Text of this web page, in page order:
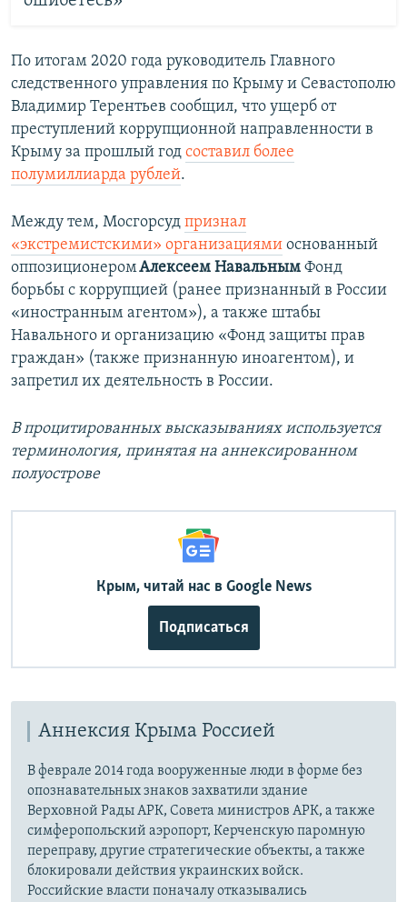
По итогам 2020 года руководитель Главного
следственного управления по Крыму и Севастополю
Владимир Терентьев сообщил, что ущерб от
преступлений коррупционной направленности в
Крыму за прошлый год составил более
полумиллиарда рублей.
Между тем, Мосгорсуд признал
«экстремистскими» организациями основанный
оппозиционеромАлексеем Навальным Фонд
борьбы с коррупцией (ранее признанный в России
«иностранным агентом»), а также штабы
Навального и организацию «Фонд защиты прав
граждан» (также признанную иноагентом), и
запретил их деятельность в России.
В процитированных высказываниях используется
терминология, принятая на аннексированном
полуострове
Крым, читай нас в Google News
Подписаться
Аннексия Крыма Россией
В феврале 2014 года вооруженные люди в форме без
опознавательных знаков захватили здание
Верховной Рады АРК, Совета министров АРК, а также
симферопольский аэропорт, Керченскую паромную
переправу, другие стратегические объекты, а также
блокировали действия украинских войск.
Российские власти поначалу отказывались